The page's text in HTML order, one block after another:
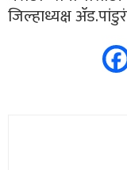
जिल्हाध्यक्ष